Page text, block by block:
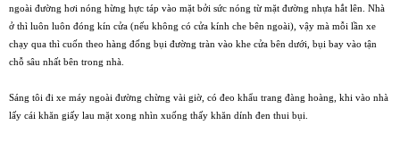
ngoài đường hơi nóng hừng hực táp vào mặt bởi sức nóng từ mặt đường nhựa hắt lên. Nhà
ở thì luôn luôn đóng kín cửa (nếu không có cửa kính che bên ngoài), vậy mà mỗi lần xe
chạy qua thì cuốn theo hàng đống bụi đường tràn vào khe cửa bên dưới, bụi bay vào tận
chỗ sâu nhất bên trong nhà.
Sáng tôi đi xe máy ngoài đường chừng vài giờ, có đeo khẩu trang đàng hoàng, khi vào nhà
lấy cái khăn giấy lau mặt xong nhìn xuống thấy khăn dính đen thui bụi.